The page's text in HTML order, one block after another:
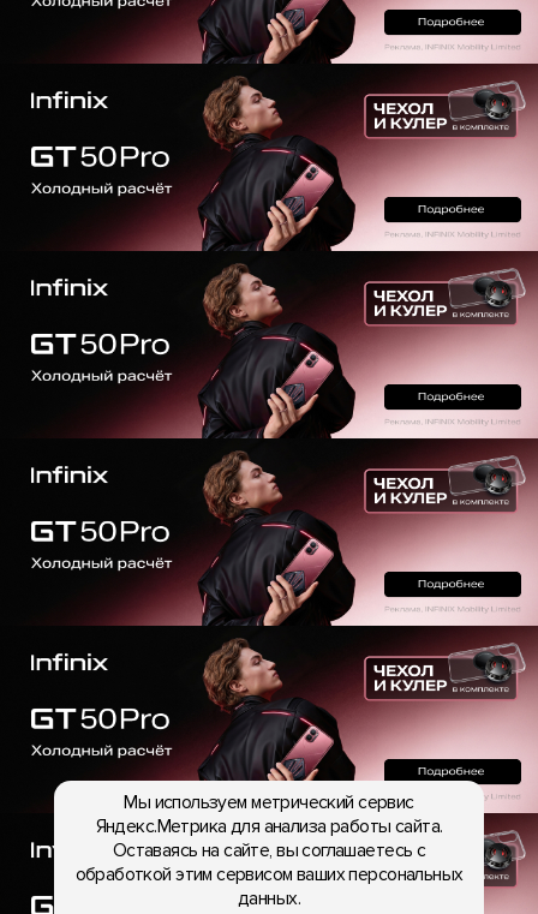
Мы используем метрический сервис
Яндекс.Метрика для анализа работы сайта.
Оставаясь на сайте, вы соглашаетесь с
обработкой этим сервисом ваших персональных
данных.